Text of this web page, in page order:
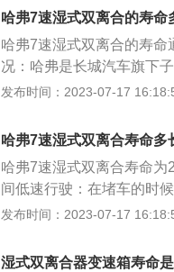
和换挡时机，大大提高驾
手动换档对汽车传动系统
它能够根据路面状况选择
复杂路况的轿车，它可以
的劳动强度。
哈弗7速湿式双离合的寿命
哈弗7速湿式双离合的寿
况：哈弗是长城汽车旗下
弗品牌与长城品牌并行运
型：H系包括哈弗H2s、哈
哈弗H7、哈弗H9。M系包
发布时间：2023-07-17
哈弗7速湿式双离合寿命多
哈弗7速湿式双离合寿命
间低速行驶：在堵车的时
频繁换挡，会使其磨损程
车的时候，这种情况会造
发布时间：2023-07-17
湿式双离合器变速箱寿命